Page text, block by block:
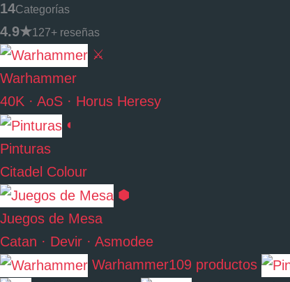
14Categorías
4.9★127+ reseñas
⚔
Warhammer
40K · AoS · Horus Heresy
◐
Pinturas
Citadel Colour
⬢
Juegos de Mesa
Catan · Devir · Asmodee
Warhammer109 productos